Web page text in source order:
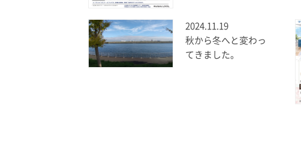
2024.11.19
秋から冬へと変わっ
てきました。